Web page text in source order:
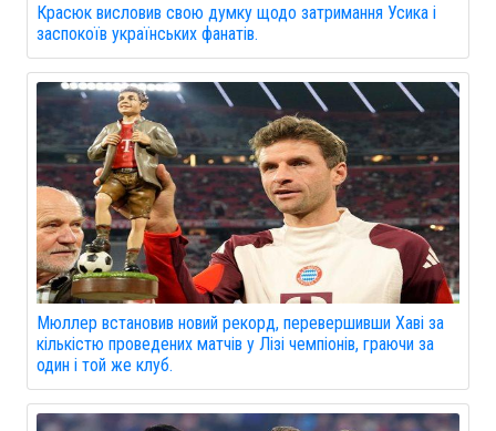
Красюк висловив свою думку щодо затримання Усика і
заспокоїв українських фанатів.
Мюллер встановив новий рекорд, перевершивши Хаві за
кількістю проведених матчів у Лізі чемпіонів, граючи за
один і той же клуб.